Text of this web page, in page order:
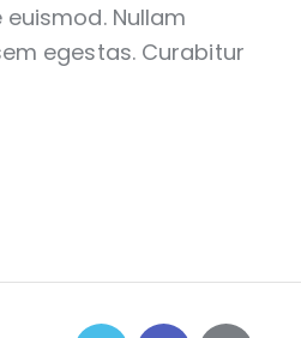
Nullam
egestas. Curabitur